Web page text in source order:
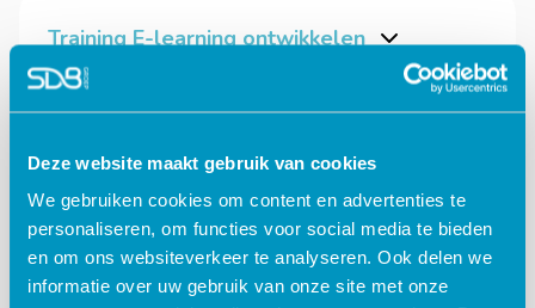
Deze website maakt gebruik van cookies
We gebruiken cookies om content en advertenties te
personaliseren, om functies voor social media te bieden
en om ons websiteverkeer te analyseren. Ook delen we
informatie over uw gebruik van onze site met onze
Training E-learning ontwikkelen
23 september, 2026
SDB Planning beheertraining